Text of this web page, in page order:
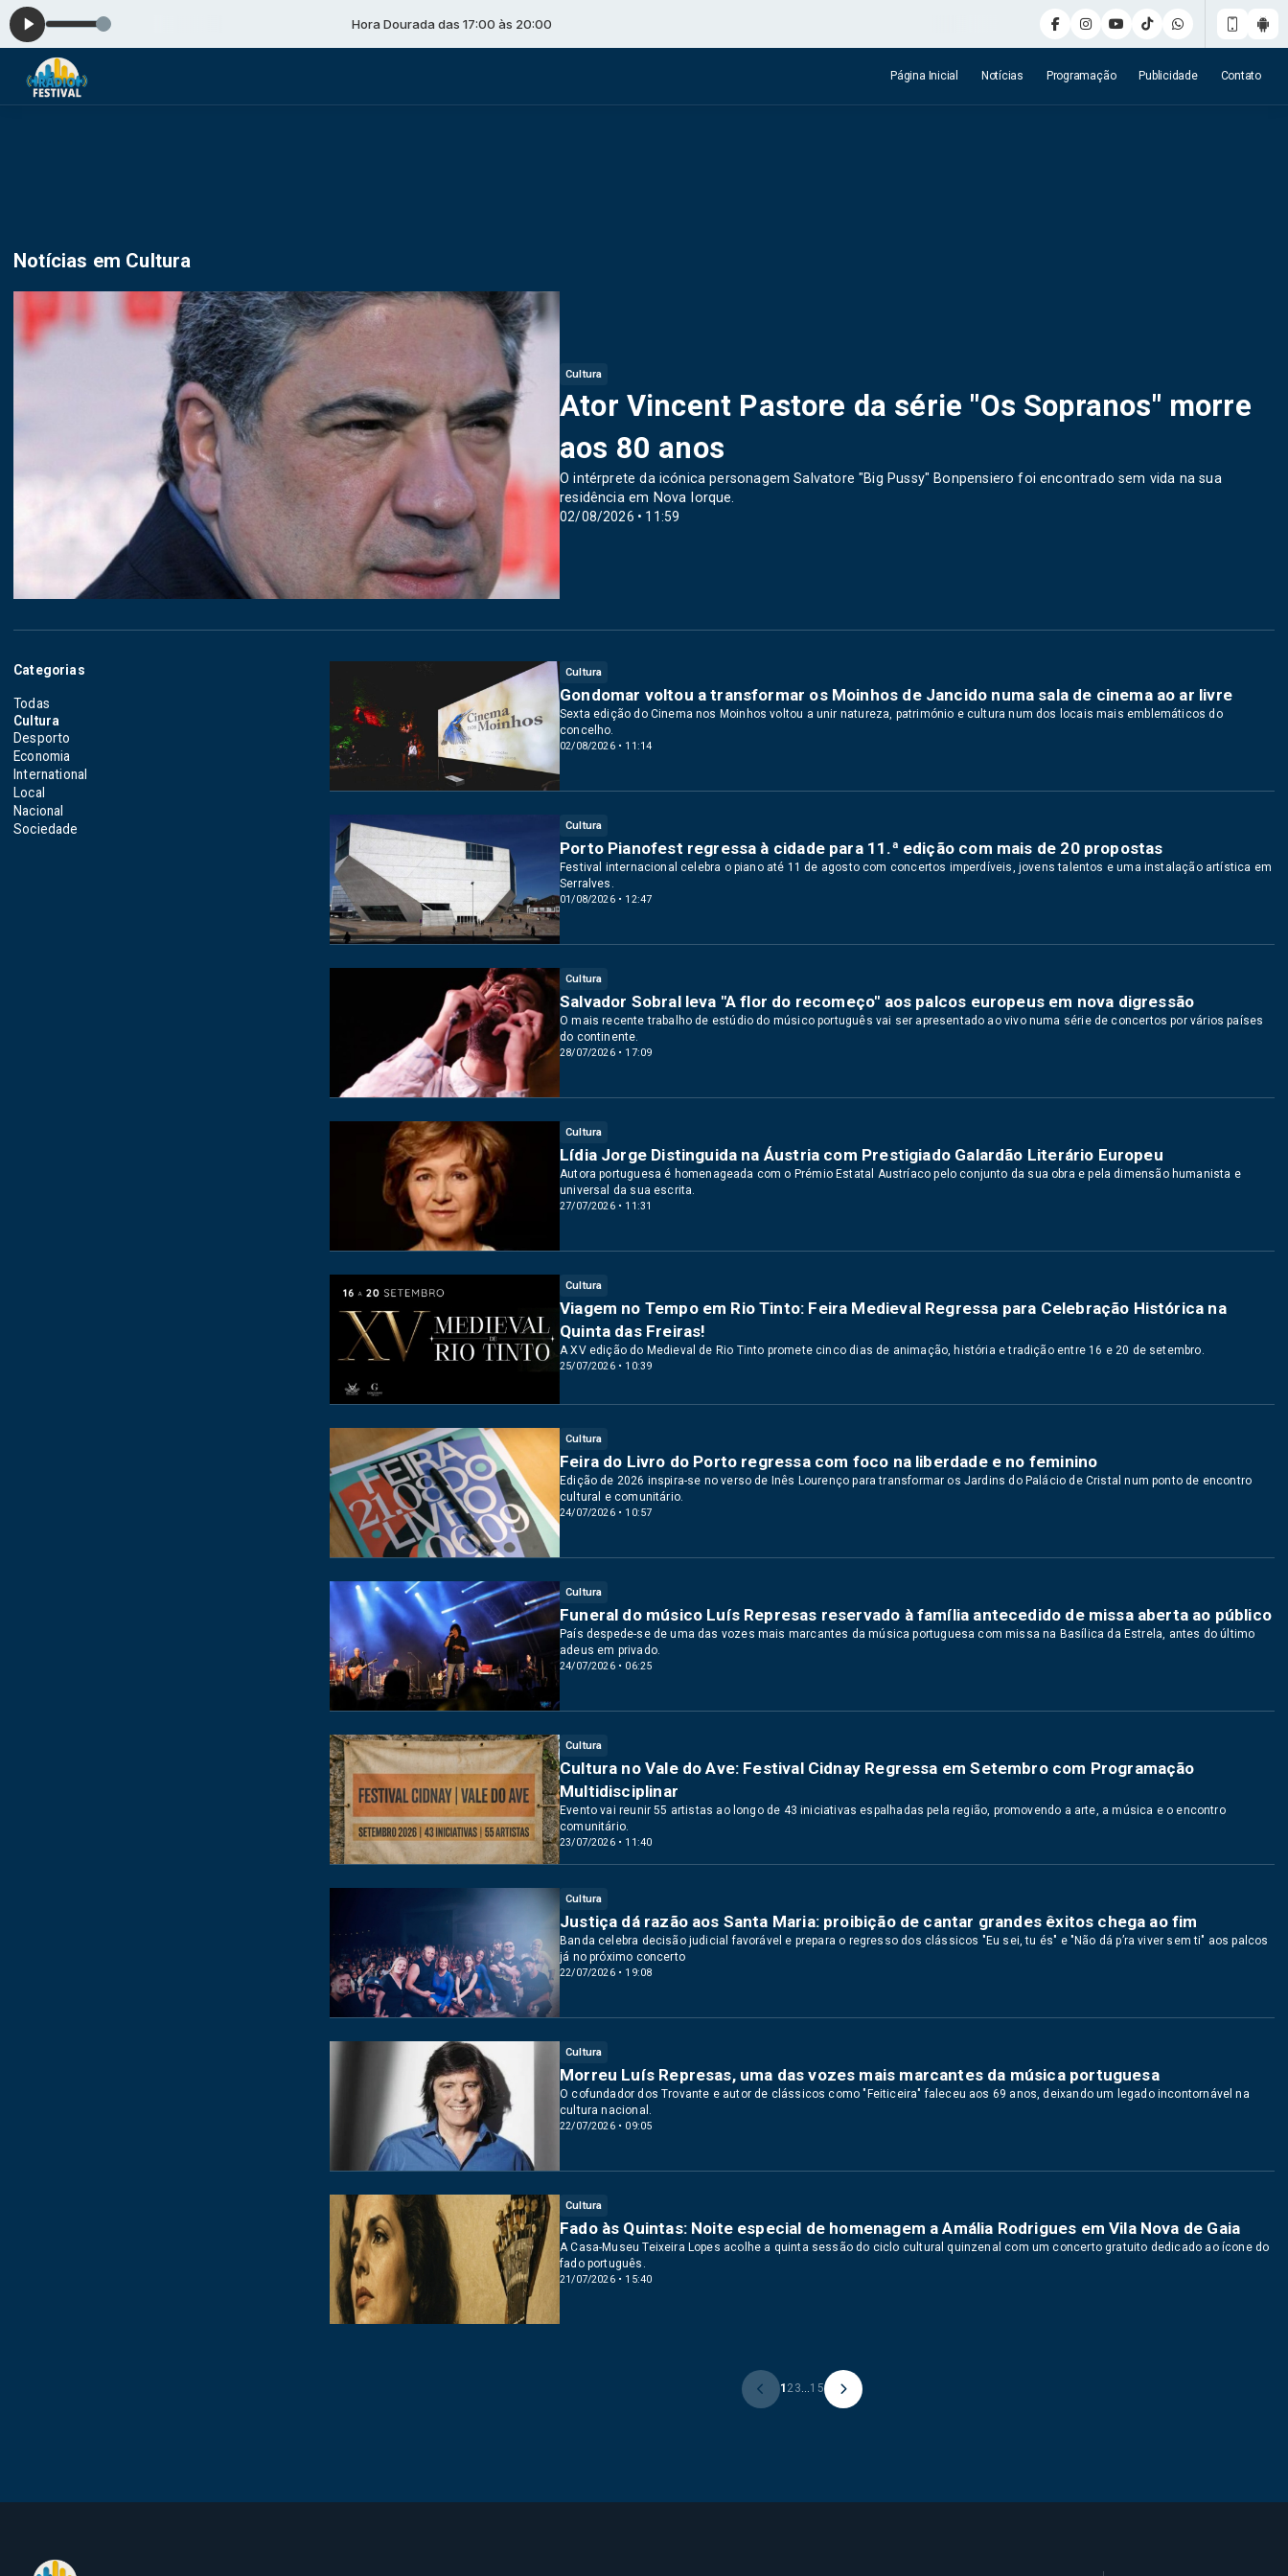
Hora Dourada das 17:00 às 20:00
Página Inicial Notícias Programação Publicidade Contato
Notícias em Cultura
Cultura
02/08/2026 • 11:59
Ator Vincent Pastore da série "Os Sopranos" morre
aos 80 anos
O intérprete da icónica personagem Salvatore "Big Pussy" Bonpensiero foi encontrado sem vida na sua
residência em Nova Iorque.
Categorias
Todas
Cultura
Desporto
Economia
International
Local
Nacional
Sociedade
Cultura
02/08/2026 • 11:14
Gondomar voltou a transformar os Moinhos de Jancido numa sala de cinema ao ar livre
Sexta edição do Cinema nos Moinhos voltou a unir natureza, património e cultura num dos locais mais emblemáticos do
concelho.
Cultura
01/08/2026 • 12:47
Porto Pianofest regressa à cidade para 11.ª edição com mais de 20 propostas
Festival internacional celebra o piano até 11 de agosto com concertos imperdíveis, jovens talentos e uma instalação artística em
Serralves.
Cultura
28/07/2026 • 17:09
Salvador Sobral leva "A flor do recomeço" aos palcos europeus em nova digressão
O mais recente trabalho de estúdio do músico português vai ser apresentado ao vivo numa série de concertos por vários países
do continente.
Cultura
27/07/2026 • 11:31
Lídia Jorge Distinguida na Áustria com Prestigiado Galardão Literário Europeu
Autora portuguesa é homenageada com o Prémio Estatal Austríaco pelo conjunto da sua obra e pela dimensão humanista e
universal da sua escrita.
Cultura
25/07/2026 • 10:39
Viagem no Tempo em Rio Tinto: Feira Medieval Regressa para Celebração Histórica na
Quinta das Freiras!
A XV edição do Medieval de Rio Tinto promete cinco dias de animação, história e tradição entre 16 e 20 de setembro.
Cultura
24/07/2026 • 10:57
Feira do Livro do Porto regressa com foco na liberdade e no feminino
Edição de 2026 inspira-se no verso de Inês Lourenço para transformar os Jardins do Palácio de Cristal num ponto de encontro
cultural e comunitário.
Cultura
24/07/2026 • 06:25
Funeral do músico Luís Represas reservado à família antecedido de missa aberta ao público
País despede-se de uma das vozes mais marcantes da música portuguesa com missa na Basílica da Estrela, antes do último
adeus em privado.
Cultura
23/07/2026 • 11:40
Cultura no Vale do Ave: Festival Cidnay Regressa em Setembro com Programação
Multidisciplinar
Evento vai reunir 55 artistas ao longo de 43 iniciativas espalhadas pela região, promovendo a arte, a música e o encontro
comunitário.
Cultura
22/07/2026 • 19:08
Justiça dá razão aos Santa Maria: proibição de cantar grandes êxitos chega ao fim
Banda celebra decisão judicial favorável e prepara o regresso dos clássicos "Eu sei, tu és" e "Não dá p’ra viver sem ti" aos palcos
já no próximo concerto
Cultura
22/07/2026 • 09:05
Morreu Luís Represas, uma das vozes mais marcantes da música portuguesa
O cofundador dos Trovante e autor de clássicos como "Feiticeira" faleceu aos 69 anos, deixando um legado incontornável na
cultura nacional.
Cultura
21/07/2026 • 15:40
Fado às Quintas: Noite especial de homenagem a Amália Rodrigues em Vila Nova de Gaia
A Casa-Museu Teixeira Lopes acolhe a quinta sessão do ciclo cultural quinzenal com um concerto gratuito dedicado ao ícone do
fado português.
1 23...15